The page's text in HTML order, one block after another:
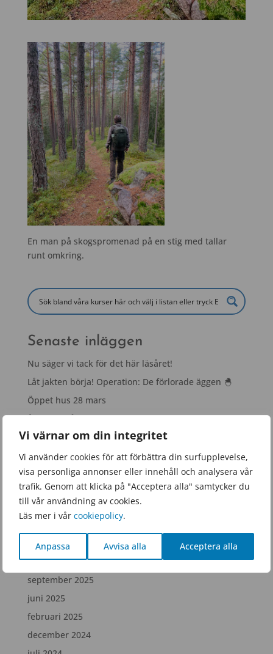
Vi värnar om din integritet
Vi använder cookies för att förbättra din surfupplevelse,
visa personliga annonser eller innehåll och analysera vår
trafik. Genom att klicka på "Acceptera alla" samtycker du
till vår användning av cookies.
Läs mer i vår cookiepolicy.
Anpassa Avvisa alla Acceptera alla
En man på skogspromenad på en stig med tallar
runt omkring.
Senaste inläggen
Nu säger vi tack för det här läsåret!
Låt jakten börja! Operation: De förlorade äggen 🐣
Öppet hus 28 mars
Årets Tranåsambassadör – rektor Matilda
Senewiratne!
Arkiv
juni 2026
januari 2026
november 2025
september 2025
juni 2025
februari 2025
december 2024